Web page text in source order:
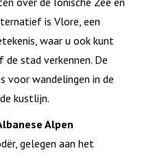
is Vlore, een
waar u ook kunt
stad verkennen. De
voor wandelingen in de
kustlijn.
Alpen
gelegen aan het